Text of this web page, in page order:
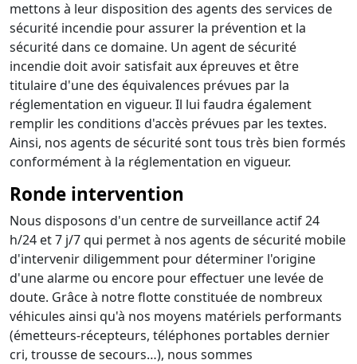
mettons à leur disposition des agents des services de
sécurité incendie pour assurer la prévention et la
sécurité dans ce domaine. Un agent de sécurité
incendie doit avoir satisfait aux épreuves et être
titulaire d'une des équivalences prévues par la
réglementation en vigueur. Il lui faudra également
remplir les conditions d'accès prévues par les textes.
Ainsi, nos agents de sécurité sont tous très bien formés
conformément à la réglementation en vigueur.
Ronde intervention
Nous disposons d'un centre de surveillance actif 24
h/24 et 7 j/7 qui permet à nos agents de sécurité mobile
d'intervenir diligemment pour déterminer l'origine
d'une alarme ou encore pour effectuer une levée de
doute. Grâce à notre flotte constituée de nombreux
véhicules ainsi qu'à nos moyens matériels performants
(émetteurs-récepteurs, téléphones portables dernier
cri, trousse de secours…), nous sommes